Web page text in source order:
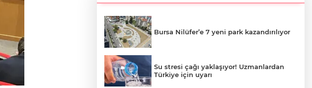
Bursa Nilüfer’e 7 yeni park kazandırılıyor
Su stresi çağı yaklaşıyor! Uzmanlardan
Türkiye için uyarı